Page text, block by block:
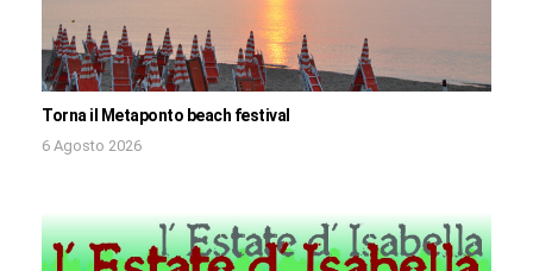
Torna il Metaponto beach festival
6 Agosto 2026